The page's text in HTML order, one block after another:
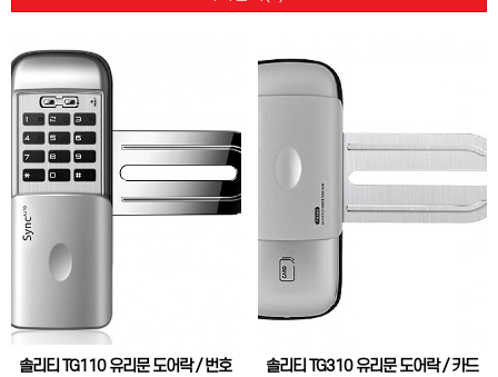
솔리티 TG110 유리문 도어락 / 번호
솔리티 TG310 유리문 도어락 / 카드